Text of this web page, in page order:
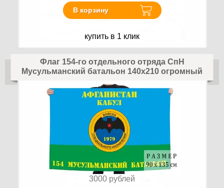
В корзину
купить в 1 клик
Флаг 154-го отдельного отряда СпН
Мусульманский батальон 140х210 огромный
3000 рублей